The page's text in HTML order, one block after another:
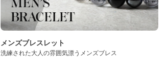
メンズブレスレット
洗練された大人の雰囲気漂うメンズブレス